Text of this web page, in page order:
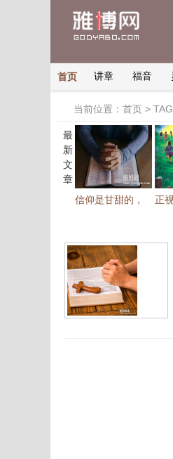
首页 讲章 福音
当前位置： 首页 >
最
新
文
章
信仰是甘甜的， 正